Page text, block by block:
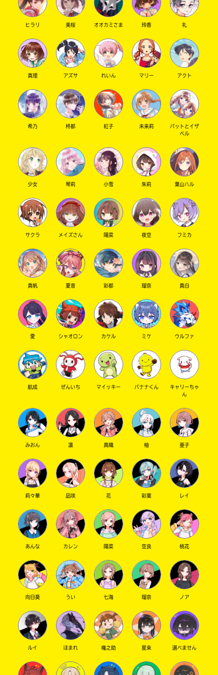
キーワードから探す
SNSでシェアする
ヒラリ 美桜 オオカミさま 玲香 礼
真理 アズサ れいん マリー アクト
希乃 柊都 紅子 未来莉
パットとイザ
ベル
少女 琴莉 小雪 朱莉 葉山ハル
サクラ メイズさん 陽菜 夜空 フミカ
真帆 夏音 彩都 瑠奈 真白
愛 シャオロン カケル ミケ ウルファ
航成 ぜんいち マイッキー バナナくん
キャリーちゃ
ん
みおん 凛 真織 柚 亜子
莉々華 凪咲 花 彩葉 レイ
あんな カレン 陽菜 空良 桃花
向日葵 うい 七海 瑠奈 ノア
ルイ ほまれ 権之助 星来 選べません